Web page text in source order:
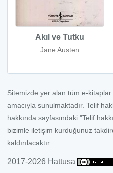
Akıl ve Tutku
Jane Austen
Sitemizde yer alan tüm e-kitaplar
amacıyla sunulmaktadır. Telif
hakkında sayfasındaki "Telif
bizimle iletişim kurduğunuz
kaldırılacaktır.
2017-2026 Hattusa